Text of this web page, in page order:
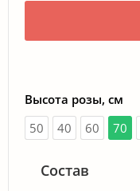
Высота розы, см
50
40 60 70
Состав